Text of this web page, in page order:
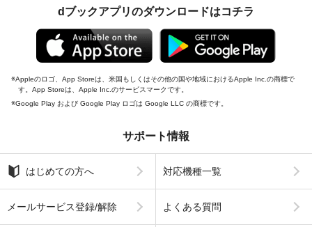
dブックアプリのダウンロードはコチラ
Appleのロゴ、App Storeは、米国もしくはその他の国や地域におけるApple Inc.の商標で
す。App Storeは、Apple Inc.のサービスマークです。
Google Play および Google Play ロゴは Google LLC の商標です。
サポート情報
はじめての方へ 対応機種一覧
メールサービス登録/解除 よくある質問